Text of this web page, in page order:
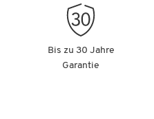
Bis zu 30 Jahre
Garantie